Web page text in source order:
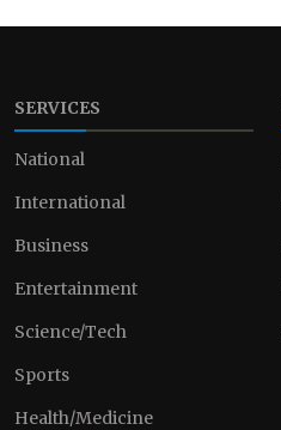
SERVICES
National
International
Business
Entertainment
Science/Tech
Sports
Health/Medicine